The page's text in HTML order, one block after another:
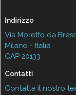
Indirizzo
Via Moretto da
Milano - Italia
CAP 20133
Contatti
Contatta il nostro